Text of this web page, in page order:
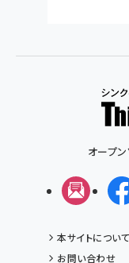
オープ
メルマ
本サイトについて
お問い合わせ